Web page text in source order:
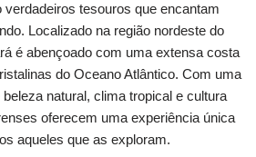
tesouros que encantam
Localizado na região nordeste do
é abençoado com uma extensa costa
do Oceano Atlântico. Com uma
natural, clima tropical e cultura
oferecem uma experiência única
aqueles que as exploram.